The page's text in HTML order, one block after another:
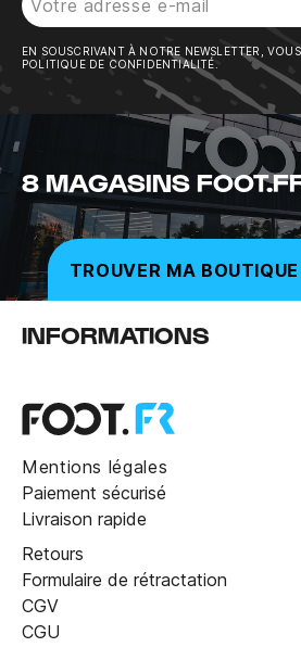
EN SOUSCRIVANT À NOTRE NEWSLETTER,
POLITIQUE DE CONFIDENTIALITÉ.
8 MAGASINS
TROUVER MA BOUTIQUE
INFORMATIONS
Mentions légales
Paiement sécurisé
Livraison rapide
Retours
Formulaire de rétractation
CGV
CGU